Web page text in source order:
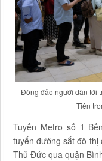
tuyến đường sắt đô thị
Thủ Đức qua quận